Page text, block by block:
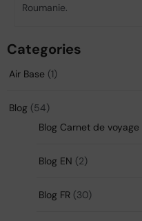
Roumanie.
Categories
Air Base (1)
Blog (54)
Blog Carnet de voyage
Blog EN (2)
Blog FR (30)